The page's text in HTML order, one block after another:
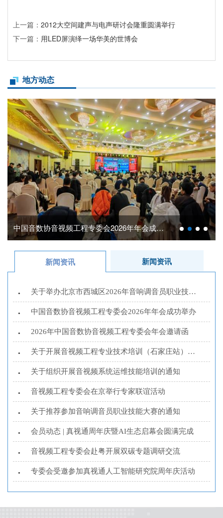
上一篇： 2012大空间建声与电声研讨会隆重圆满举行
下一篇： 用LED屏演绎一场华美的世博会
地方动态
2026年中国音数协音视频工程专委会年会邀请函
新闻资讯 新闻资讯
• 关于举办北京市西城区2026年音响调音员职业技能大赛...
• 中国音数协音视频工程专委会2026年年会成功举办
• 2026年中国音数协音视频工程专委会年会邀请函
• 关于开展音视频工程专业技术培训（石家庄站）的通知
• 关于组织开展音视频系统运维技能培训的通知
• 音视频工程专委会在京举行专家联谊活动
• 关于推荐参加音响调音员职业技能大赛的通知
• 会员动态 | 真视通周年庆暨AI生态启幕会圆满完成
• 音视频工程专委会赴粤开展双碳专题调研交流
• 专委会受邀参加真视通人工智能研究院周年庆活动